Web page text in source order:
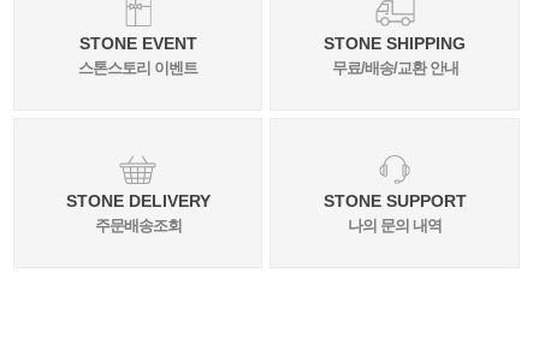
STONE EVENT
스톤스토리 이벤트
STONE SHIPPING
무료/배송/교환 안내
STONE DELIVERY
주문배송조회
STONE SUPPORT
나의 문의 내역